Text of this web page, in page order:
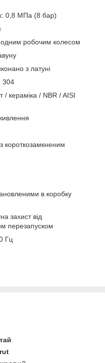
0,8 МПа (8 бар)
одним робочим колесом
з латуні
304
/ кераміка / NBR / AISI
короткозамкненим
в коробку
захист від
перезапуском
Гц